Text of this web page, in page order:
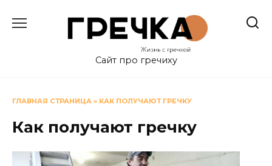
Сайт про гречиху
ГЛАВНАЯ СТРАНИЦА » КАК ПОЛУЧАЮТ ГРЕЧКУ
Как получают гречку